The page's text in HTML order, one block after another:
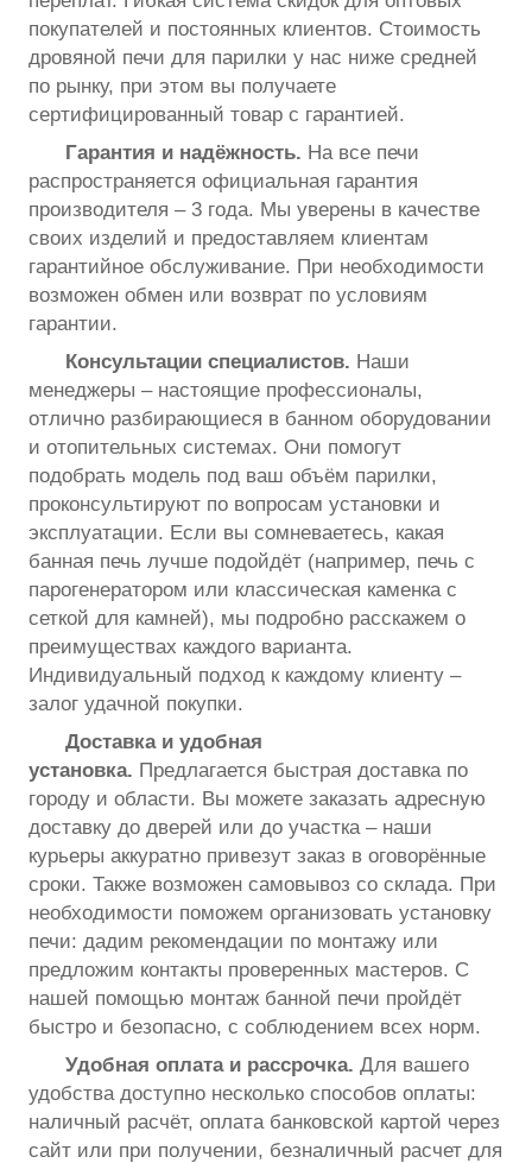
покупателей и постоянных клиентов. Стоимость
дровяной печи для парилки у нас ниже средней
по рынку, при этом вы получаете
сертифицированный товар с гарантией.
Гарантия и надёжность. На все печи
распространяется официальная гарантия
производителя – 3 года. Мы уверены в качестве
своих изделий и предоставляем клиентам
гарантийное обслуживание. При необходимости
возможен обмен или возврат по условиям
гарантии.
Консультации специалистов. Наши
менеджеры – настоящие профессионалы,
отлично разбирающиеся в банном оборудовании
и отопительных системах. Они помогут
подобрать модель под ваш объём парилки,
проконсультируют по вопросам установки и
эксплуатации. Если вы сомневаетесь, какая
банная печь лучше подойдёт (например, печь с
парогенератором или классическая каменка с
сеткой для камней), мы подробно расскажем о
преимуществах каждого варианта.
Индивидуальный подход к каждому клиенту –
залог удачной покупки.
Доставка и удобная
установка. Предлагается быстрая доставка по
городу и области. Вы можете заказать адресную
доставку до дверей или до участка – наши
курьеры аккуратно привезут заказ в оговорённые
сроки. Также возможен самовывоз со склада. При
необходимости поможем организовать установку
печи: дадим рекомендации по монтажу или
предложим контакты проверенных мастеров. С
нашей помощью монтаж банной печи пройдёт
быстро и безопасно, с соблюдением всех норм.
Удобная оплата и рассрочка. Для вашего
удобства доступно несколько способов оплаты:
наличный расчёт, оплата банковской картой через
сайт или при получении, безналичный расчет для